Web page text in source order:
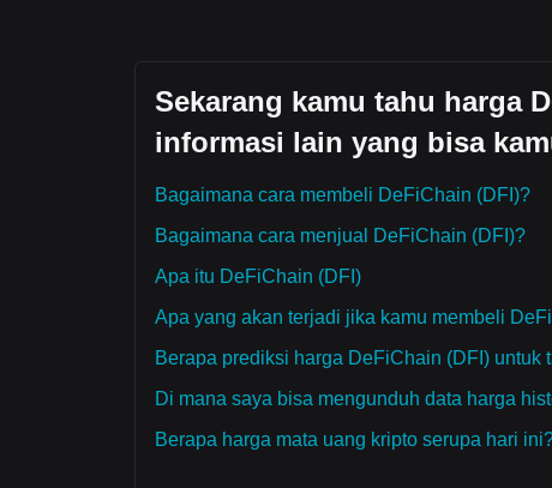
Sekarang kamu tahu harga
informasi lain yang bisa
Bagaimana cara membeli DeFiChain (DFI)?
Bagaimana cara menjual DeFiChain (DFI)?
Apa itu DeFiChain (DFI)
Apa yang akan terjadi jika kamu membeli
Berapa prediksi harga DeFiChain (DFI) untuk
Di mana saya bisa mengunduh data harga
Berapa harga mata uang kripto serupa hari